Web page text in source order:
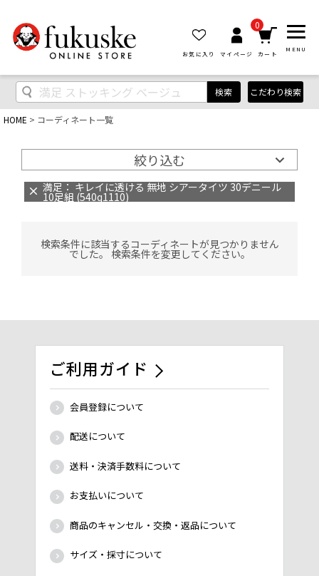
お気に入り マイページ
0
カート
MENU
検索 こだわり検索
HOME コーディネート一覧
絞り込む
満足： キレイに透ける 無地 シアータイツ 30デニール
10足組 (540q1110)
検索条件に該当するコーディネートが見つかりません
でした。 検索条件を変更してください。
ご利用ガイド
会員登録について
配送について
送料・決済手数料について
お支払いについて
商品のキャンセル・交換・返品について
サイズ・採寸について